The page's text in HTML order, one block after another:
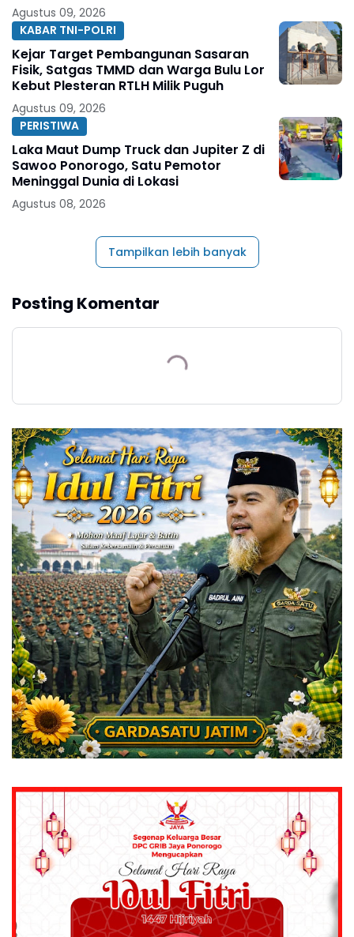
Agustus 09, 2026
KABAR TNI-POLRI
Kejar Target Pembangunan Sasaran
Fisik, Satgas TMMD dan Warga Bulu Lor
Kebut Plesteran RTLH Milik Puguh
Agustus 09, 2026
PERISTIWA
Laka Maut Dump Truck dan Jupiter Z di
Sawoo Ponorogo, Satu Pemotor
Meninggal Dunia di Lokasi
Agustus 08, 2026
Tampilkan lebih banyak
Posting Komentar